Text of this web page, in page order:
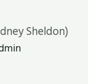
Sheldon)